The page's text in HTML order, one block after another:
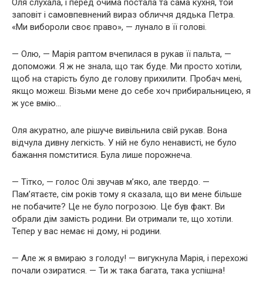
Оля слухала, і перед очима постала та сама кухня, той
заповіт і самовпевнений вираз обличчя дядька Петра.
«Ми вибороли своє право», — лунало в її голові.
— Олю, — Марія раптом вчепилася в рукав її пальта, —
допоможи. Я ж не знала, що так буде. Ми просто хотіли,
щоб на старість було де голову прихилити. Пробач мені,
якщо можеш. Візьми мене до себе хоч прибиральницею, я
ж усе вмію…
Оля акуратно, але рішуче вивільнила свій рукав. Вона
відчула дивну легкість. У ній не було ненависті, не було
бажання помститися. Була лише порожнеча.
— Тітко, — голос Олі звучав м’яко, але твердо. —
Пам’ятаєте, сім років тому я сказала, що ви мене більше
не побачите? Це не було погрозою. Це був факт. Ви
обрали дім замість родини. Ви отримали те, що хотіли.
Тепер у вас немає ні дому, ні родини.
— Але ж я вмираю з голоду! — вигукнула Марія, і перехожі
почали озиратися. — Ти ж така багата, така успішна!